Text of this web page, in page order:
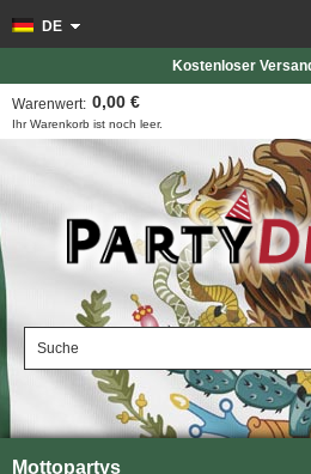
DE
Ihr Warenkorb ist noch leer.
Warenwert: 0,00 €
Kostenloser
Mottopartys